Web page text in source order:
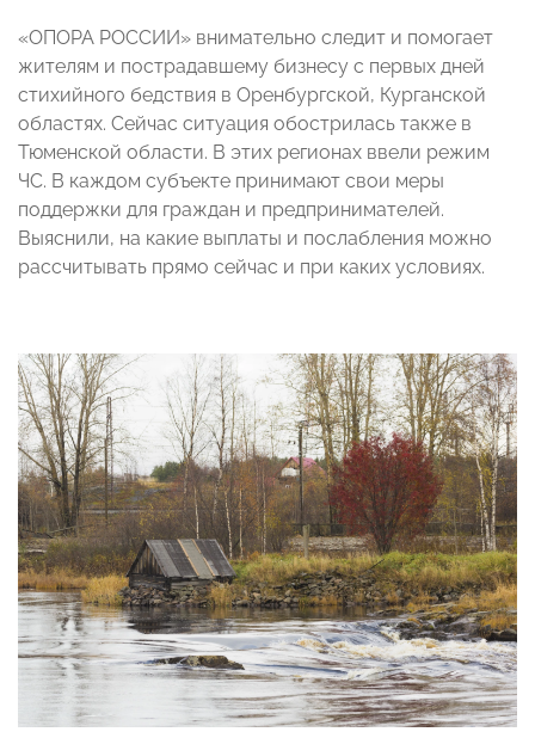
«ОПОРА РОССИИ» внимательно следит и помогает
жителям и пострадавшему бизнесу с первых дней
стихийного бедствия в Оренбургской, Курганской
областях. Сейчас ситуация обострилась также в
Тюменской области. В этих регионах ввели режим
ЧС. В каждом субъекте принимают свои меры
поддержки для граждан и предпринимателей.
Выяснили, на какие выплаты и послабления можно
рассчитывать прямо сейчас и при каких условиях.